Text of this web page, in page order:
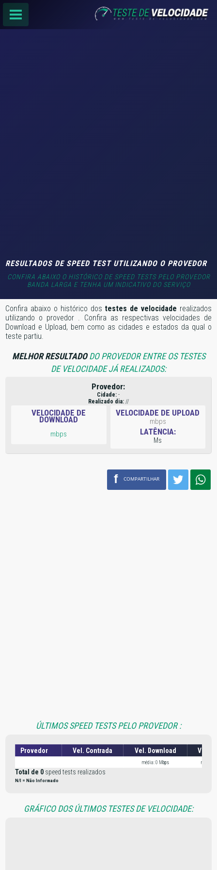
RESULTADOS DE SPEED TEST UTILIZANDO O PROVEDOR
CONFIRA ABAIXO O HISTÓRICO DE SPEED TESTS PELO PROVEDOR
BANDA LARGA E TENHA UM INDICATIVO DO SERVIÇO
Confira abaixo o histórico dos testes de velocidade realizados
utilizando o provedor . Confira as respectivas velocidades de
Download e Upload, bem como as cidades e estados da qual o
teste partiu.
MELHOR RESULTADODO PROVEDOR ENTRE OS TESTES
DE VELOCIDADE JÁ REALIZADOS:
Provedor:
Cidade: -
Realizado dia://
VELOCIDADE DE
DOWNLOAD
mbps
VELOCIDADE DE UPLOAD
mbps
LATÊNCIA:
Ms
f COMPARTILHAR
ÚLTIMOS SPEED TESTS PELO PROVEDOR :
Provedor Vel. Contrada Vel. Download Vel.
média: 0 Mbps média:
Total de 0 speed tests realizados
N/I = Não Informado
GRÁFICO DOS ÚLTIMOS TESTES DE VELOCIDADE: